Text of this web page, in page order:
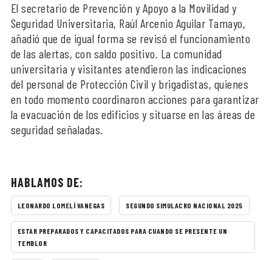
El secretario de Prevención y Apoyo a la Movilidad y
Seguridad Universitaria, Raúl Arcenio Aguilar Tamayo,
añadió que de igual forma se revisó el funcionamiento
de las alertas, con saldo positivo. La comunidad
universitaria y visitantes atendieron las indicaciones
del personal de Protección Civil y brigadistas, quienes
en todo momento coordinaron acciones para garantizar
la evacuación de los edificios y situarse en las áreas de
seguridad señaladas.
HABLAMOS DE:
LEONARDO LOMELÍ VANEGAS SEGUNDO SIMULACRO NACIONAL 2025
ESTAR PREPARADOS Y CAPACITADOS PARA CUANDO SE PRESENTE UN
TEMBLOR